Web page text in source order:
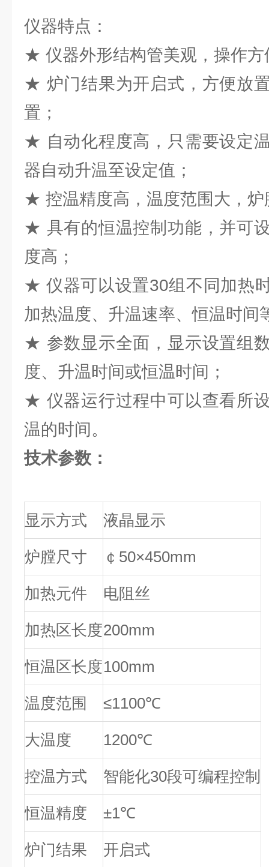
仪器特点：
★ 仪器外形结构管美观，操作方
★ 炉门结果为开启式，方便放
置；
★ 自动化程度高，只需要设定
器自动升温至设定值；
★ 控温精度高，温度范围大，炉
★ 具有的恒温控制功能，并可
度高；
★ 仪器可以设置30组不同加热
加热温度、升温速率、恒温时间
★ 参数显示全面，显示设置组
度、升温时间或恒温时间；
★ 仪器运行过程中可以查看所
温的时间。
技术参数：
显示方式 液晶显示
炉膛尺寸 ￠50×450mm
加热元件 电阻丝
加热区长度200mm
恒温区长度100mm
温度范围 ≤1100℃
大温度 1200℃
控温方式 智能化30段可编程控制
恒温精度 ±1℃
炉门结果 开启式